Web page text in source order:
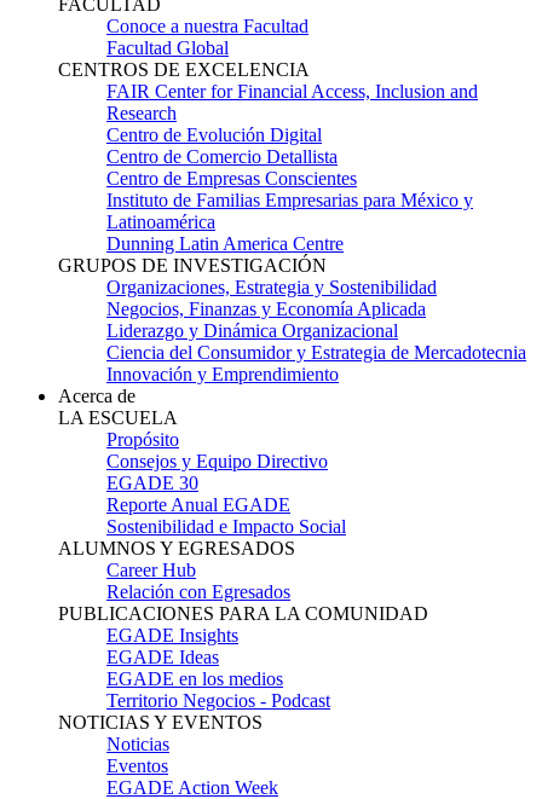
FACULTAD
Conoce a nuestra Facultad
Facultad Global
CENTROS DE EXCELENCIA
FAIR Center for Financial Access, Inclusion and
Research
Centro de Evolución Digital
Centro de Comercio Detallista
Centro de Empresas Conscientes
Instituto de Familias Empresarias para México y
Latinoamérica
Dunning Latin America Centre
GRUPOS DE INVESTIGACIÓN
Organizaciones, Estrategia y Sostenibilidad
Negocios, Finanzas y Economía Aplicada
Liderazgo y Dinámica Organizacional
Ciencia del Consumidor y Estrategia de Mercadotecnia
Innovación y Emprendimiento
Acerca de
LA ESCUELA
Propósito
Consejos y Equipo Directivo
EGADE 30
Reporte Anual EGADE
Sostenibilidad e Impacto Social
ALUMNOS Y EGRESADOS
Career Hub
Relación con Egresados
PUBLICACIONES PARA LA COMUNIDAD
EGADE Insights
EGADE Ideas
EGADE en los medios
Territorio Negocios - Podcast
NOTICIAS Y EVENTOS
Noticias
Eventos
EGADE Action Week